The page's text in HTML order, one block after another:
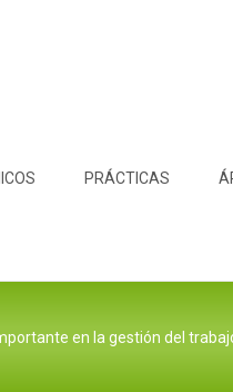
PRÁCTICAS
en la gestión del